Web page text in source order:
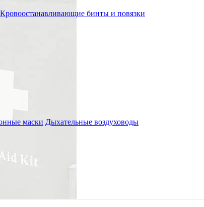
Кровоостанавливающие бинты и повязки
маски Дыхательные воздуховоды